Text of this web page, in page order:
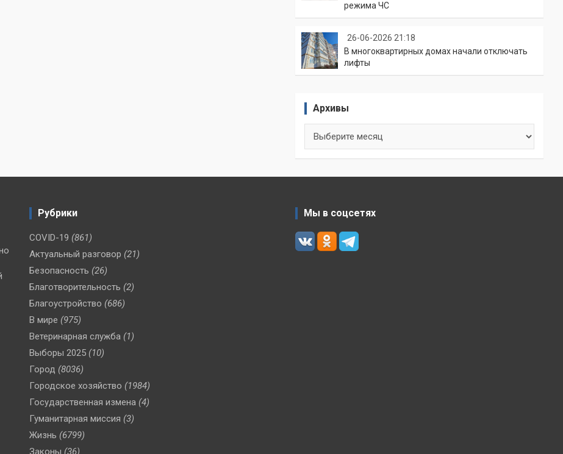
режима ЧС
26-06-2026 21:18
В многоквартирных домах начали отключать
лифты
Архивы
Рубрики
COVID-19 (861)
Актуальный разговор (21)
Безопасность (26)
Благотворительность (2)
Благоустройство (686)
В мире (975)
Ветеринарная служба (1)
Выборы 2025 (10)
Город (8036)
Городское хозяйство (1984)
Государственная измена (4)
Гуманитарная миссия (3)
Жизнь (6799)
Законы (36)
Мы в соцсетях